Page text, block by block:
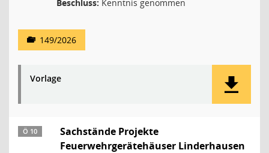
Beschluss: Kenntnis genommen
149/2026
Vorlage
Ö 10
Sachstände Projekte
Feuerwehrgerätehäuser Linderhausen